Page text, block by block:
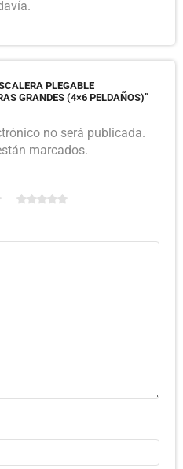
PLEGABLE
GRANDES (4×6 PELDAÑOS)”
no será publicada.
marcados.